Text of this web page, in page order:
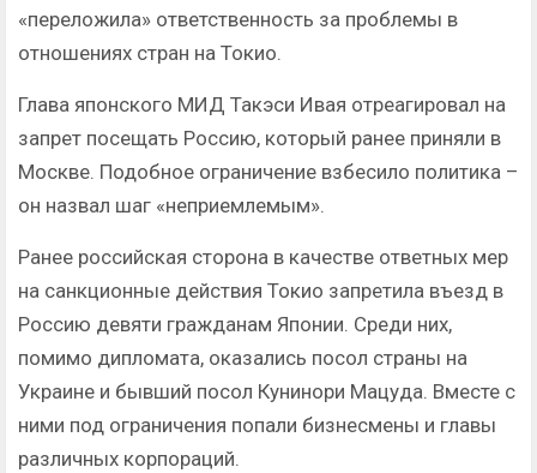
«переложила» ответственность за проблемы в
отношениях стран на Токио.
Глава японского МИД Такэси Ивая отреагировал на
запрет посещать Россию, который ранее приняли в
Москве. Подобное ограничение взбесило политика –
он назвал шаг «неприемлемым».
Ранее российская сторона в качестве ответных мер
на санкционные действия Токио запретила въезд в
Россию девяти гражданам Японии. Среди них,
помимо дипломата, оказались посол страны на
Украине и бывший посол Кунинори Мацуда. Вместе с
ними под ограничения попали бизнесмены и главы
различных корпораций.